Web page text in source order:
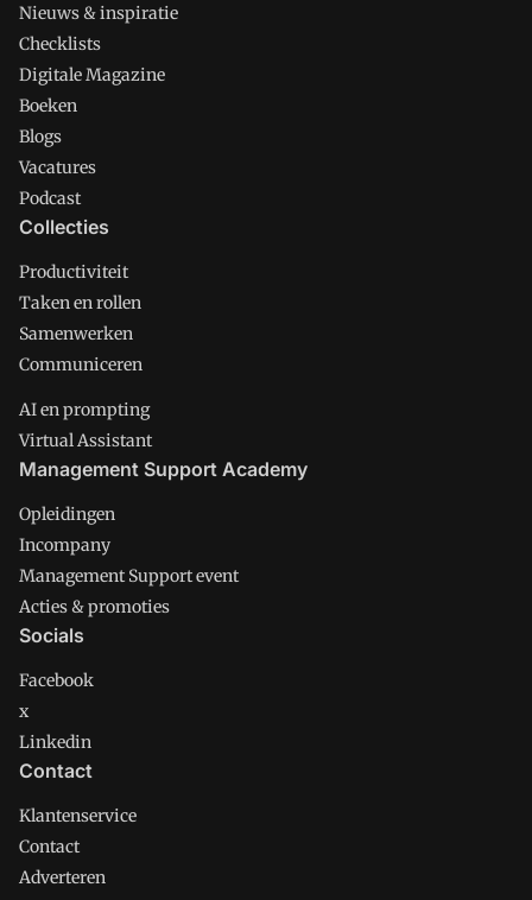
Nieuws & inspiratie
Checklists
Digitale Magazine
Boeken
Blogs
Vacatures
Podcast
Collecties
Productiviteit
Taken en rollen
Samenwerken
Communiceren
AI en prompting
Virtual Assistant
Management Support Academy
Opleidingen
Incompany
Management Support event
Acties & promoties
Socials
Facebook
x
Linkedin
Contact
Klantenservice
Contact
Adverteren